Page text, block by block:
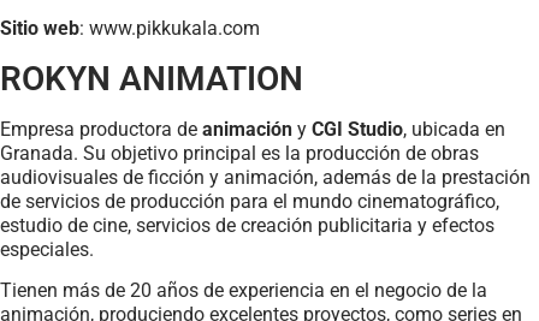
Sitio web: www.pikkukala.com
ROKYN ANIMATION
Empresa productora de animación y CGI Studio, ubicada en
Granada. Su objetivo principal es la producción de obras
audiovisuales de ficción y animación, además de la prestación
de servicios de producción para el mundo cinematográfico,
estudio de cine, servicios de creación publicitaria y efectos
especiales.
Tienen más de 20 años de experiencia en el negocio de la
animación, produciendo excelentes proyectos, como series en